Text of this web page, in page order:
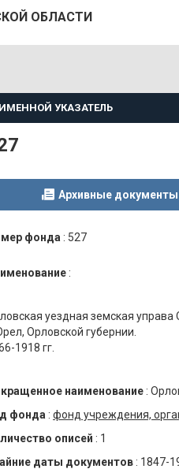
ОБЛАСТИ
ИМЕННОЙ УКАЗАТЕЛЬ
Архивные документы
фонда : 527
:
уездная земская управа
Орловской губернии.
1918 гг.
наименование :
фонда : фонд учреждения,
описей : 1
даты документов : 1847-